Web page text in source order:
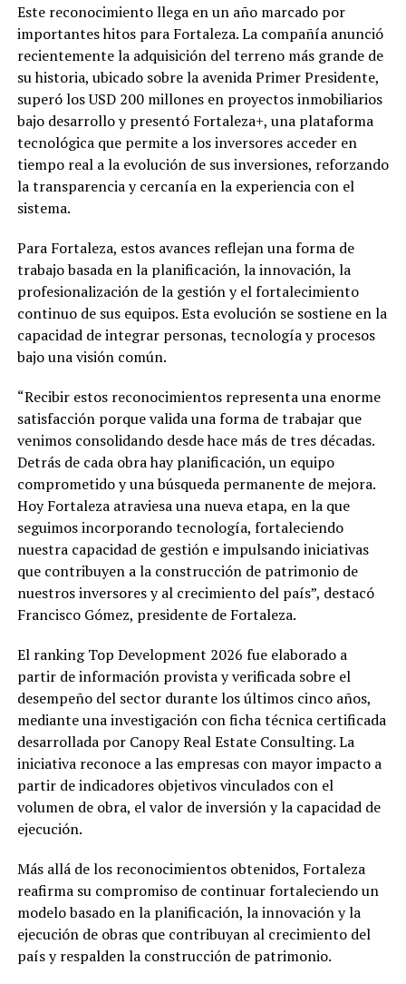
Este reconocimiento llega en un año marcado por
importantes hitos para Fortaleza. La compañía anunció
recientemente la adquisición del terreno más grande de
su historia, ubicado sobre la avenida Primer Presidente,
superó los USD 200 millones en proyectos inmobiliarios
bajo desarrollo y presentó Fortaleza+, una plataforma
tecnológica que permite a los inversores acceder en
tiempo real a la evolución de sus inversiones, reforzando
la transparencia y cercanía en la experiencia con el
sistema.
Para Fortaleza, estos avances reflejan una forma de
trabajo basada en la planificación, la innovación, la
profesionalización de la gestión y el fortalecimiento
continuo de sus equipos. Esta evolución se sostiene en la
capacidad de integrar personas, tecnología y procesos
bajo una visión común.
“Recibir estos reconocimientos representa una enorme
satisfacción porque valida una forma de trabajar que
venimos consolidando desde hace más de tres décadas.
Detrás de cada obra hay planificación, un equipo
comprometido y una búsqueda permanente de mejora.
Hoy Fortaleza atraviesa una nueva etapa, en la que
seguimos incorporando tecnología, fortaleciendo
nuestra capacidad de gestión e impulsando iniciativas
que contribuyen a la construcción de patrimonio de
nuestros inversores y al crecimiento del país”, destacó
Francisco Gómez, presidente de Fortaleza.
El ranking Top Development 2026 fue elaborado a
partir de información provista y verificada sobre el
desempeño del sector durante los últimos cinco años,
mediante una investigación con ficha técnica certificada
desarrollada por Canopy Real Estate Consulting. La
iniciativa reconoce a las empresas con mayor impacto a
partir de indicadores objetivos vinculados con el
volumen de obra, el valor de inversión y la capacidad de
ejecución.
Más allá de los reconocimientos obtenidos, Fortaleza
reafirma su compromiso de continuar fortaleciendo un
modelo basado en la planificación, la innovación y la
ejecución de obras que contribuyan al crecimiento del
país y respalden la construcción de patrimonio.